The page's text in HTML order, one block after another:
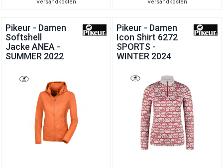
Versandkosten
Versandkosten
Pikeur - Damen
Softshell
Jacke ANEA -
SUMMER 2022
Pikeur - Damen
Icon Shirt 6272
SPORTS -
WINTER 2024